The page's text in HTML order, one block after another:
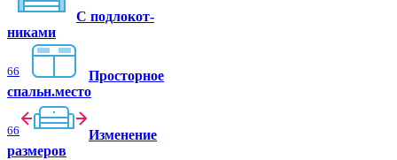
C подлокот-
никами
66
Просторное
спальн.место
66
Изменение
размеров